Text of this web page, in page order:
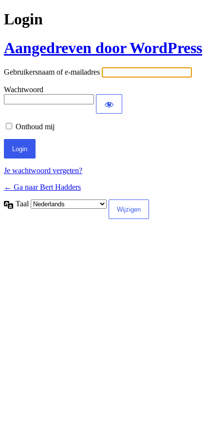
Login
Aangedreven door WordPress
Gebruikersnaam of e-mailadres
Wachtwoord
Onthoud mij
Je wachtwoord vergeten?
← Ga naar Bert Hadders
Taal